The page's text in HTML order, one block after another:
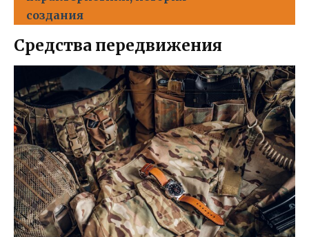
создания
Средства передвижения